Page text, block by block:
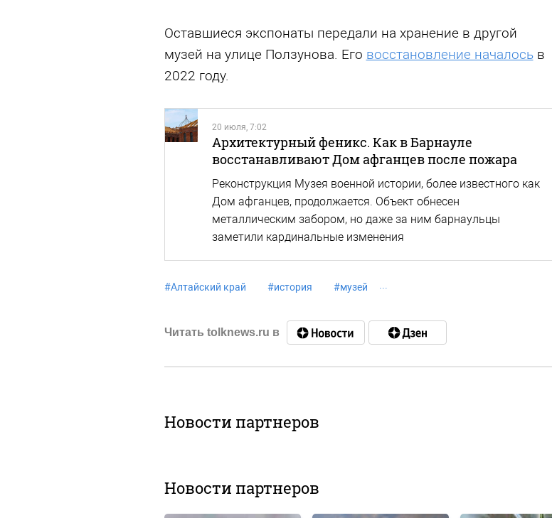
Оставшиеся экспонаты передали на хранение в другой
музей на улице Ползунова. Его восстановление началосьв
2022 году.
20 июля, 7:02
Архитектурный феникс. Как в Барнауле
восстанавливают Дом афганцев после пожара
Реконструкция Музея военной истории, более известного как
Дом афганцев, продолжается. Объект обнесен
металлическим забором, но даже за ним барнаульцы
заметили кардинальные изменения
#Алтайский край #история #музей
Читать tolknews.ru в
Новости партнеров
Новости партнеров